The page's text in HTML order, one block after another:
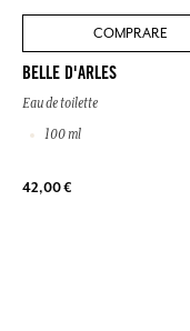
COMPRARE
BELLE D'ARLES
Eau de toilette
100 ml
42,00 €